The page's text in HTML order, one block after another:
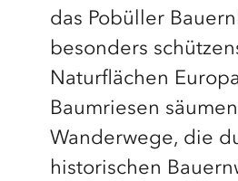
das Pobüller
besonders
Naturflächen
Baumriesen
Wanderwege, die
historischen